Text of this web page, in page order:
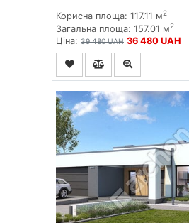
Корисна площа: 117.11 м2
Загальна площа: 157.01 м2
Ціна: 39 480 UAH 36 480 UAH